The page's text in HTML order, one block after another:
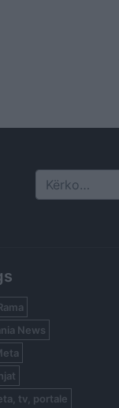
Search
News
tv, portale